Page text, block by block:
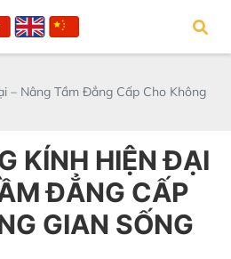
– Nâng Tầm Đẳng Cấp Cho Không
KÍNH HIỆN ĐẠI
ĐẲNG CẤP
GIAN SỐNG